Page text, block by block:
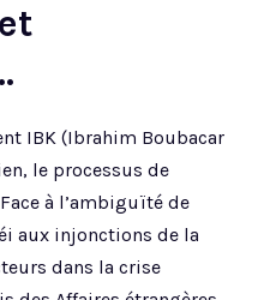
IBK (Ibrahim Boubacar
le processus de
à l’ambiguïté de
aux injonctions de la
dans la crise